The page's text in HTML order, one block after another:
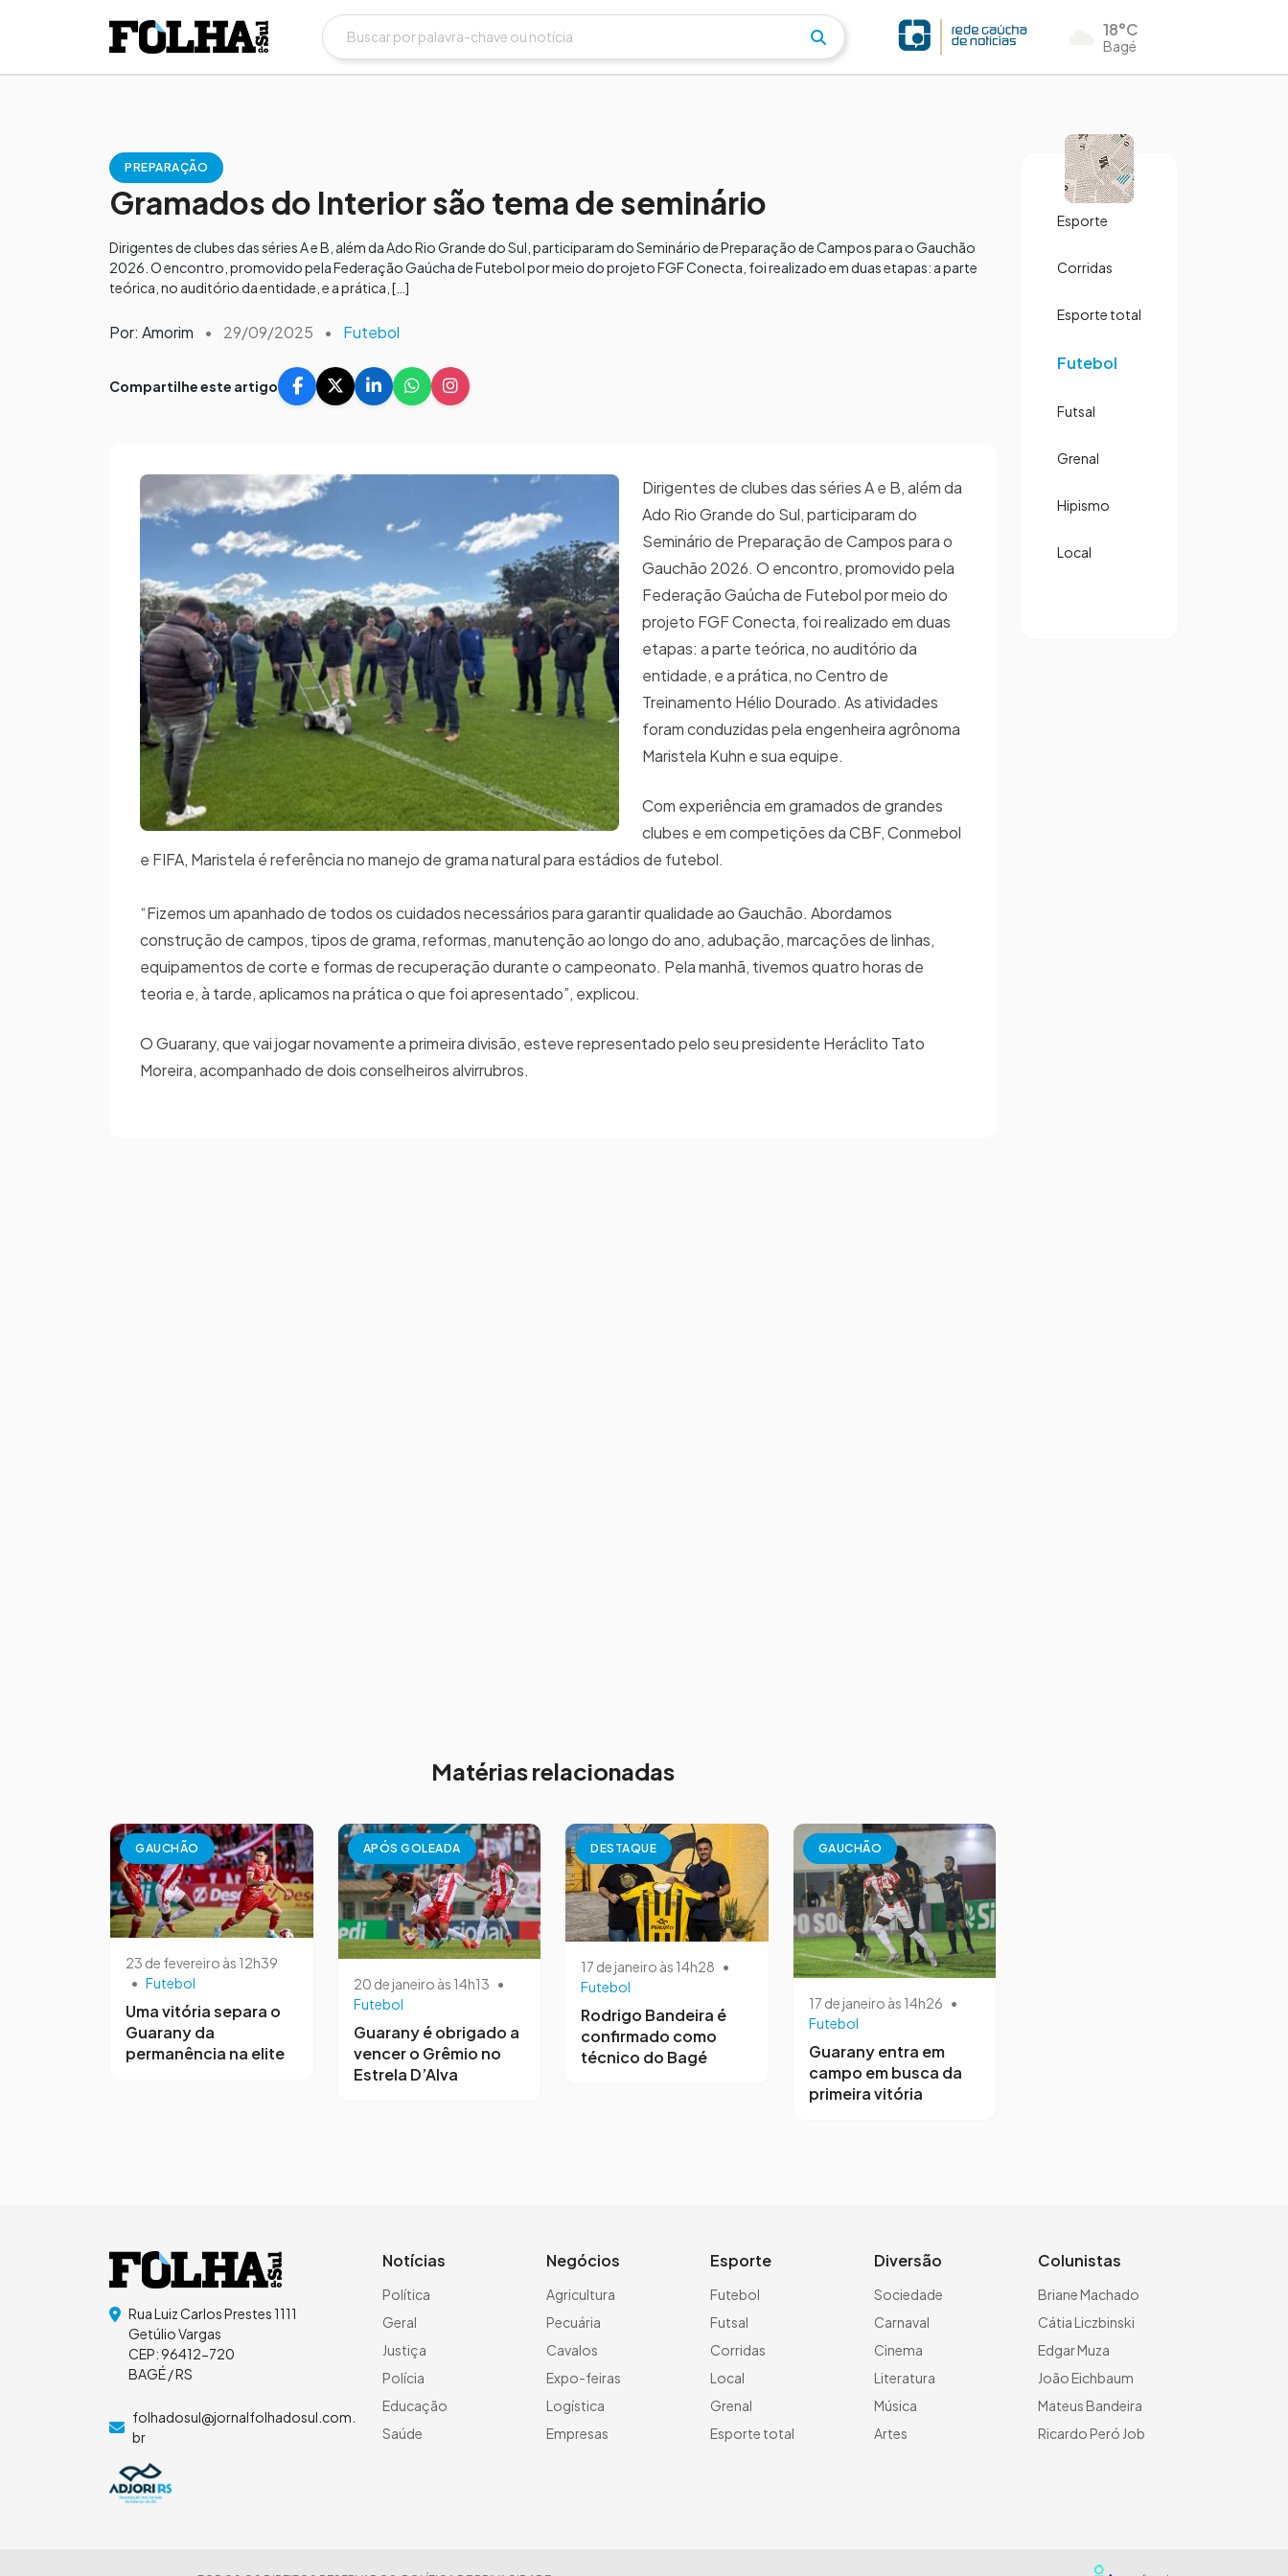
18°C
Bagé
PREPARAÇÃO
Gramados do Interior são tema de seminário
Dirigentes de clubes das séries A e B, além da Ado Rio Grande do Sul, participaram do Seminário de Preparação de Campos para o Gauchão
2026. O encontro, promovido pela Federação Gaúcha de Futebol por meio do projeto FGF Conecta, foi realizado em duas etapas: a parte
teórica, no auditório da entidade, e a prática, […]
Por: Amorim • 29/09/2025 • Futebol
Compartilhe este artigo
Dirigentes de clubes das séries A e B, além da
Ado Rio Grande do Sul, participaram do
Seminário de Preparação de Campos para o
Gauchão 2026. O encontro, promovido pela
Federação Gaúcha de Futebol por meio do
projeto FGF Conecta, foi realizado em duas
etapas: a parte teórica, no auditório da
entidade, e a prática, no Centro de
Treinamento Hélio Dourado. As atividades
foram conduzidas pela engenheira agrônoma
Maristela Kuhn e sua equipe.
Com experiência em gramados de grandes
clubes e em competições da CBF, Conmebol
e FIFA, Maristela é referência no manejo de grama natural para estádios de futebol.
“Fizemos um apanhado de todos os cuidados necessários para garantir qualidade ao Gauchão. Abordamos
construção de campos, tipos de grama, reformas, manutenção ao longo do ano, adubação, marcações de linhas,
equipamentos de corte e formas de recuperação durante o campeonato. Pela manhã, tivemos quatro horas de
teoria e, à tarde, aplicamos na prática o que foi apresentado”, explicou.
O Guarany, que vai jogar novamente a primeira divisão, esteve representado pelo seu presidente Heráclito Tato
Moreira, acompanhado de dois conselheiros alvirrubros.
Matérias relacionadas
GAUCHÃO
23 de fevereiro às 12h39
• Futebol
Uma vitória separa o
Guarany da
permanência na elite
APÓS GOLEADA
20 de janeiro às 14h13 •
Futebol
Guarany é obrigado a
vencer o Grêmio no
Estrela D’Alva
DESTAQUE
17 de janeiro às 14h28 •
Futebol
Rodrigo Bandeira é
confirmado como
técnico do Bagé
GAUCHÃO
17 de janeiro às 14h26 •
Futebol
Guarany entra em
campo em busca da
primeira vitória
Esporte
Corridas
Esporte total
Futebol
Futsal
Grenal
Hipismo
Local
Rua Luiz Carlos Prestes 1111
Getúlio Vargas
CEP: 96412-720
BAGÉ / RS
folhadosul@jornalfolhadosul.com.
br
Notícias
Política
Geral
Justiça
Polícia
Educação
Saúde
Negócios
Agricultura
Pecuária
Cavalos
Expo-feiras
Logística
Empresas
Esporte
Futebol
Futsal
Corridas
Local
Grenal
Esporte total
Diversão
Sociedade
Carnaval
Cinema
Literatura
Música
Artes
Colunistas
Briane Machado
Cátia Liczbinski
Edgar Muza
João Eichbaum
Mateus Bandeira
Ricardo Peró Job